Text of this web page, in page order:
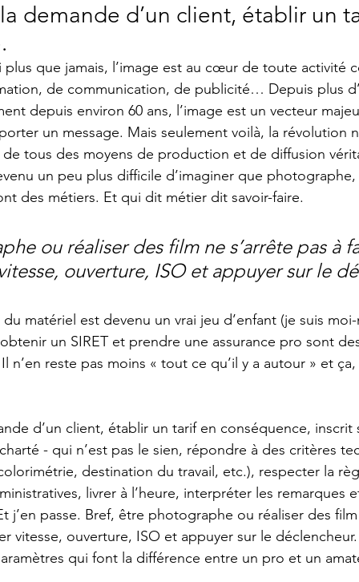
demande d’un client, établir un
plus que jamais, l’image est au cœur de toute activité
de communication, de publicité… Depuis plus
depuis environ 60 ans, l’image est un vecteur
un message. Mais seulement voilà, la révolution
de tous des moyens de production et de diffusion
un peu plus difficile d’imaginer que
des métiers. Et qui dit métier dit savoir-faire.
ou réaliser des film ne s’arrête pas à
ouverture, ISO et appuyer sur le
matériel est devenu un vrai jeu d’enfant (je suis
un SIRET et prendre une assurance pro sont
reste pas moins « tout ce qu’il y a autour » et
d’un client, établir un tarif en conséquence, inscrit
- qui n’est pas le sien, répondre à des critères
destination du travail, etc.), respecter la
livrer à l’heure, interpréter les remarques
j’en passe. Bref, être photographe ou réaliser des
vitesse, ouverture, ISO et appuyer sur le
qui font la différence entre un pro et un